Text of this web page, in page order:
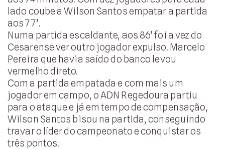
lado coube a Wilson Santos empatar a partida
aos 77’.
Numa partida escaldante, aos 86’ foi a vez do
Cesarense ver outro jogador expulso. Marcelo
Pereira que havia saído do banco levou
vermelho direto.
Com a partida empatada e com mais um
jogador em campo, o ADN Regedoura partiu
para o ataque e já em tempo de compensação,
Wilson Santos bisou na partida, conseguindo
travar o líder do campeonato e conquistar os
três pontos.